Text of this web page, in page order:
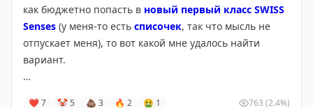
как бюджетно попасть в новый первый класс SWISS
Senses (у меня-то есть списочек, так что мысль не
отпускает меня), то вот какой мне удалось найти
вариант.
❤ 7 🤡5 💩 3 🔥 2 🤮 1 763 (2.4%)